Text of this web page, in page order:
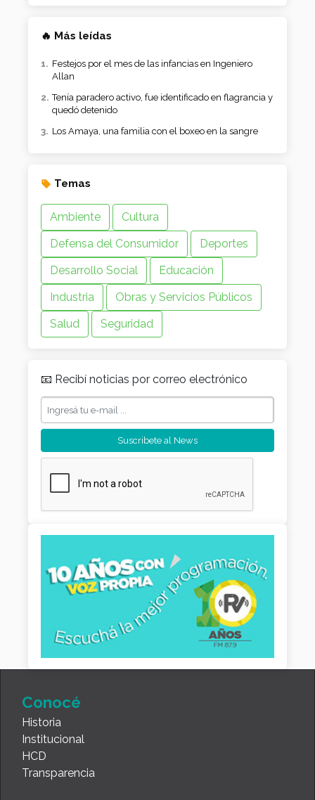
🔥 Más leídas
Festejos por el mes de las infancias en Ingeniero
Allan
Tenía paradero activo, fue identificado en flagrancia y
quedó detenido
Los Amaya, una familia con el boxeo en la sangre
Temas
Ambiente
Cultura
Defensa del Consumidor
Deportes
Desarrollo Social
Educación
Industria
Obras y Servicios Públicos
Salud
Seguridad
📧 Recibí noticias por correo electrónico
Conocé
Historia
Institucional
HCD
Transparencia